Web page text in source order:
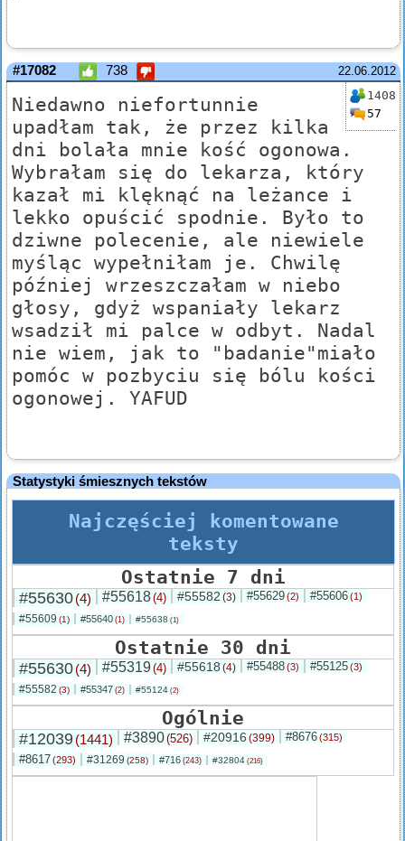
22.06.2012
#17082 738
1408
57
Niedawno niefortunnie
upadłam tak, że przez kilka
dni bolała mnie kość ogonowa.
Wybrałam się do lekarza, który
kazał mi klęknąć na leżance i
lekko opuścić spodnie. Było to
dziwne polecenie, ale niewiele
myśląc wypełniłam je. Chwilę
później wrzeszczałam w niebo
głosy, gdyż wspaniały lekarz
wsadził mi palce w odbyt. Nadal
nie wiem, jak to "badanie"miało
pomóc w pozbyciu się bólu kości
ogonowej. YAFUD
Statystyki śmiesznych tekstów
Najczęściej komentowane
teksty
Ostatnie 7 dni
#55630(4) #55618(4) #55582 (3) #55629(2) #55606(1)
#55609 (1) #55640 (1) #55638 (1)
Ostatnie 30 dni
#55630(4) #55319(4) #55618 (4) #55488(3) #55125(3)
#55582 (3) #55347 (2) #55124 (2)
Ogólnie
#12039(1441) #3890(526) #20916 (399) #8676(315)
#8617(293) #31269 (258) #716 (243) #32804 (216)